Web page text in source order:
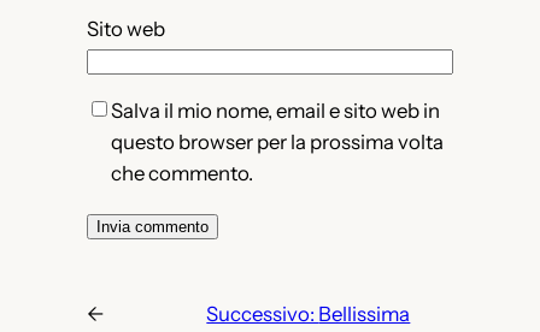
Sito web
Salva il mio nome, email e sito web in
questo browser per la prossima volta
che commento.
←
Successivo: Bellissima